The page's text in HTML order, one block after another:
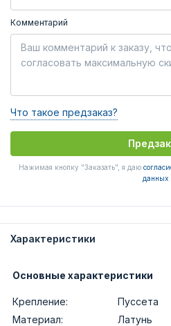
Комментарий
Что такое предзаказ?
Нажимая кнопку "Заказать", я даю
данных
Характеристики
Основные характеристики
Крепление:
Пуссета
Материал:
Латунь